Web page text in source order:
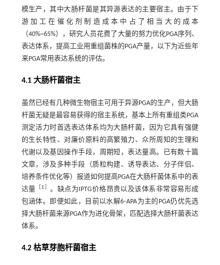
模生产，其中大肠杆菌是其异源表达的主要宿主。由于下
游加工在催化剂制造成本中占了相当大的成本
（40%~65%），研究人员花费了大量的努力优化PGA序列、
表达体系，提高工业用重组菌株的PGA产量，以下为近些年
来PGA常用表达系统的评估。
4.1 大肠杆菌宿主
虽然已经有几种微生物宿主可用于异源PGA的生产，但大肠
杆菌无疑是最容易获得的宿主系统，基本上所有重组类PGA
测定活力时首选表达体系均为大肠杆菌，因为它具有强健
的生长特性、对廉价原料的高繁殖力、众所周知的生理和
代谢以及基因操作手段，周期短，表达量高。已有数十篇
文章，涉及多种手段（质粒构建、诱导表达、分子伴侣、
培养条件优化等）报道如何提高PGA在大肠杆菌体系中的表
达量
1
。缺点为IPTG价格昂贵以及该体系非常容易形成
包涵体。即便如此，目前以水解6⁃APA为主的PGA仍优先选
择大肠杆菌来源PGA作为进化骨架，匹配选择大肠杆菌表达
体系。
4.2 枯草芽胞杆菌宿主